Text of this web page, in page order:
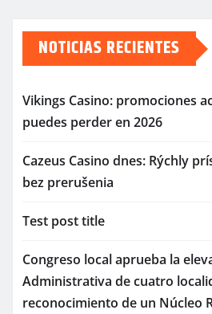
NOTICIAS RECIENTES
Vikings Casino: promociones
puedes perder en 2026
Cazeus Casino dnes: Rýchly
bez prerušenia
Test post title
Congreso local aprueba la
Administrativa de cuatro
reconocimiento de un Núcleo